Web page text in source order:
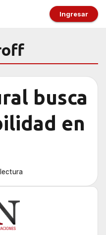
Ingresar
busca
en